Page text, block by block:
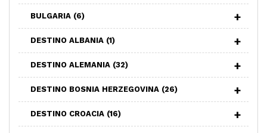
BULGARIA (6)
DESTINO ALBANIA (1)
DESTINO ALEMANIA (32)
DESTINO BOSNIA HERZEGOVINA (26)
DESTINO CROACIA (16)